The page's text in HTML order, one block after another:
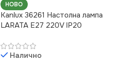
НОВО
Kanlux 36261 Настолна лампа
LARATA E27 220V IP20
Налично